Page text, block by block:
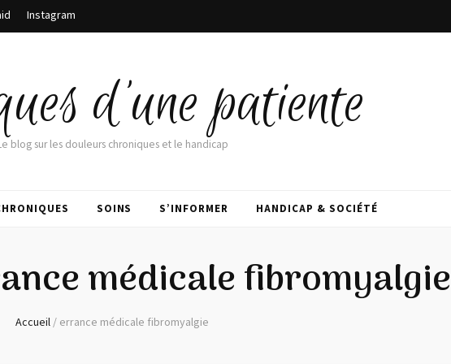
Instagram
d'une patiente
blog sur les douleurs chroniques et le handicap
SOINS S’INFORMER HANDICAP & SOCIÉTÉ
médicale fibromyalgie
Accueil/ errance médicale fibromyalgie